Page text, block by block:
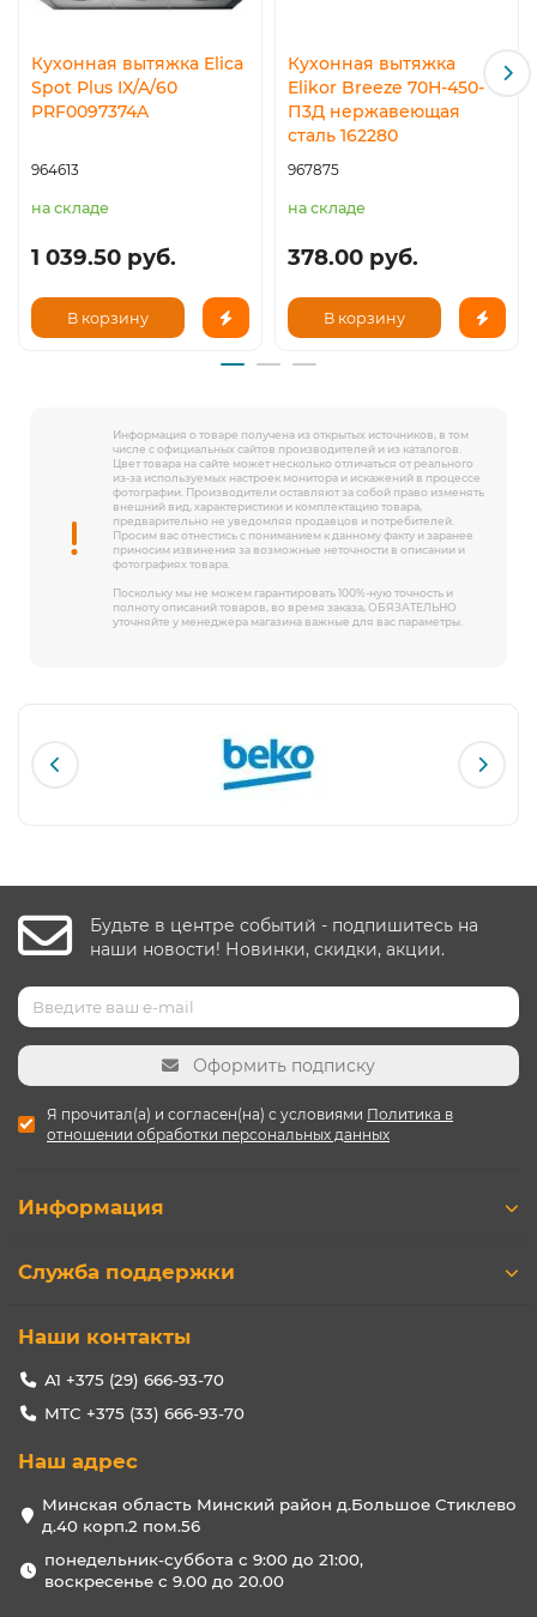
Кухонная вытяжка Elica
Spot Plus IX/A/60
PRF0097374A
964613
на складе
1 039.50 руб.
В корзину
Кухонная вытяжка
Elikor Breeze 70Н-450-
П3Д нержавеющая
сталь 162280
967875
на складе
378.00 руб.
В корзину
Информация о товаре получена из открытых источников, в том
числе с официальных сайтов производителей и из каталогов.
Цвет товара на сайте может несколько отличаться от реального
из-за используемых настроек монитора и искажений в процессе
фотографии. Производители оставляют за собой право изменять
внешний вид, характеристики и комплектацию товара,
предварительно не уведомляя продавцов и потребителей.
Просим вас отнестись с пониманием к данному факту и заранее
приносим извинения за возможные неточности в описании и
фотографиях товара.
Поскольку мы не можем гарантировать 100%-ную точность и
полноту описаний товаров, во время заказа, ОБЯЗАТЕЛЬНО
уточняйте у менеджера магазина важные для вас параметры.
Будьте в центре событий - подпишитесь на
наши новости! Новинки, скидки, акции.
Оформить подписку
Я прочитал(а) и согласен(на) с условиями Политика в
отношении обработки персональных данных
Информация
Служба поддержки
Наши контакты
А1 +375 (29) 666-93-70
МТС +375 (33) 666-93-70
Наш адрес
Минская область Минский район д.Большое Стиклево
д.40 корп.2 пом.56
понедельник-суббота с 9:00 до 21:00,
воскресенье с 9.00 до 20.00